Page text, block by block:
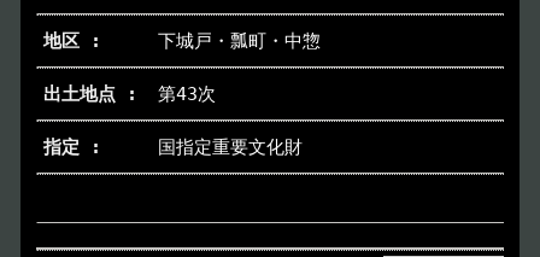
デジタルアーカイブ
その他のご案内
下城戸・瓢町・中惣
第43次
国指定重要文化財